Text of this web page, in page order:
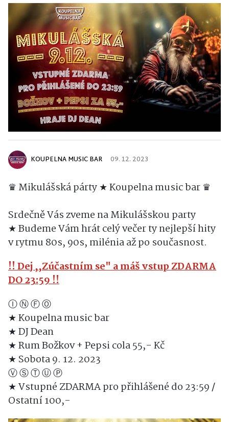
KOUPELNA MUSIC BAR 09. 12. 2023
♛ Mikulášská párty ★ Koupelna music bar ♛
Srdečně Vás zveme na Mikulášskou party
★ Budeme Vám hrát celý večer ty nejlepší hity
v rytmu 80s, 90s, milénia až po současnost.
!! Dej ,,Zúčastním se" a máš vstup ZDARMA
DO 23:59 !!
Ⓘ Ⓝ Ⓕ Ⓞ
★Koupelna music bar
★DJ Dean
★Rum Božkov + Pepsi cola 55,- Kč
★ Sobota 9. 12. 2023
Ⓥ Ⓢ Ⓣ Ⓤ Ⓟ
★Vstupné ZDARMA pro přihlášené do 23:59 /
Ostatní 100,-